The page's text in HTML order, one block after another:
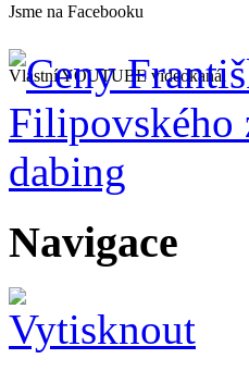
Jsme na Facebooku
Vlastní YOUTUBE videokanál
Navigace